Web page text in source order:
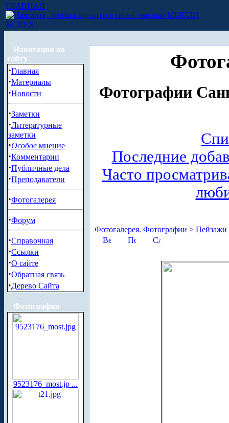
ГЛАВНАЯ
МЫСЛИ
ВСЛУХ
Навигация по
сайту
·Главная
·Материалы
·Новости
·Заметки
·Литературные
заметки
·Особое мнение
·Комментарии
·Публичные дела
·Преподаватели
·Фотогалерея
·Форум
·Справочная
·Ссылки
·О сайте
·Обратная связь
·Дерево Сайта
Фотографии
9523176_most.jp ...
Фотографии
Последние
Часто
Фотогалерея. Фотографии > Пейзажи